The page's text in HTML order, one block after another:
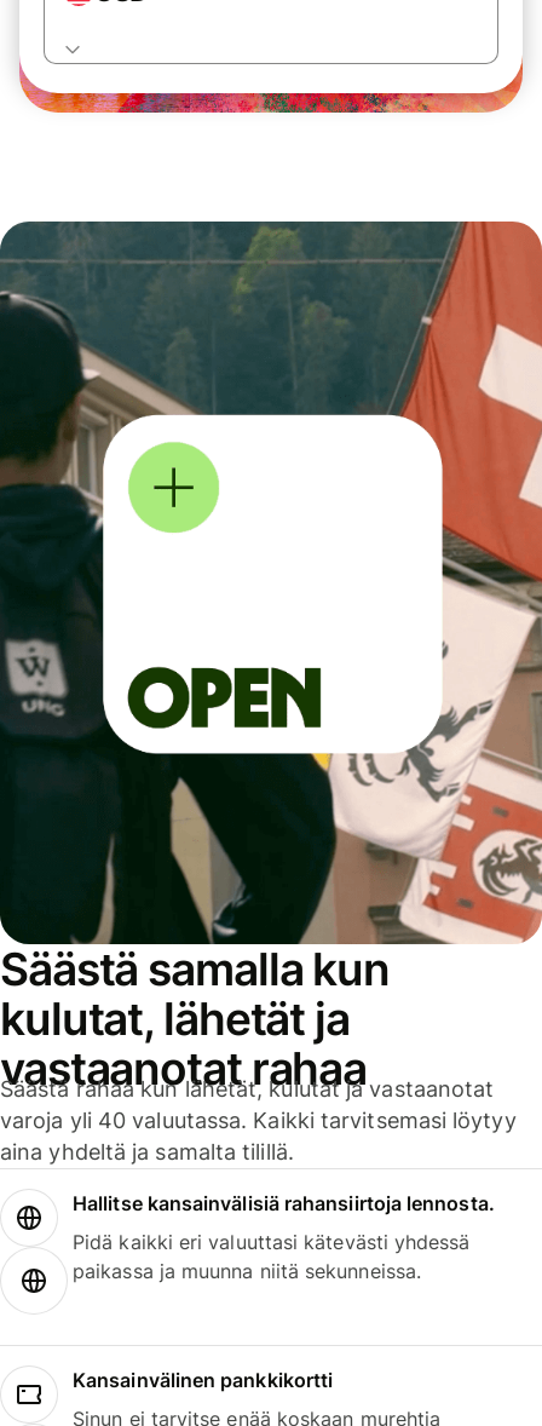
Säästä samalla kun
kulutat, lähetät ja
vastaanotat rahaa
Säästä rahaa kun lähetät, kulutat ja vastaanotat
varoja yli 40 valuutassa. Kaikki tarvitsemasi löytyy
aina yhdeltä ja samalta tilillä.
Hallitse kansainvälisiä rahansiirtoja lennosta.
Pidä kaikki eri valuuttasi kätevästi yhdessä
paikassa ja muunna niitä sekunneissa.
Kansainvälinen pankkikortti
Sinun ei tarvitse enää koskaan murehtia